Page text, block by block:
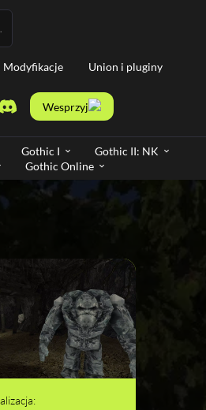
Modyfikacje Union i pluginy
Wesprzyj
Gothic I
Gothic II: NK
Gothic Online